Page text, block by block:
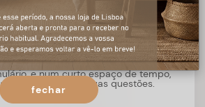
e num curto espaço de tempo,
para todas as suas questões.
fechar